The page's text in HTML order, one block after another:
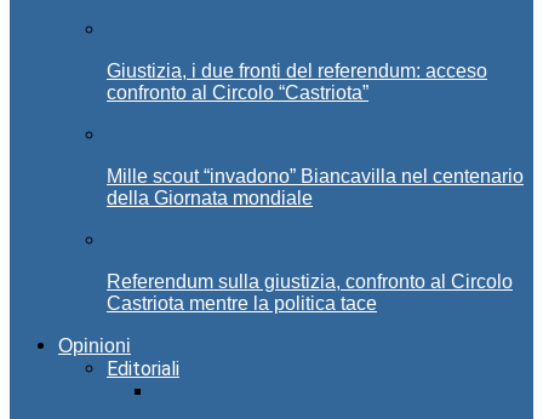
Giustizia, i due fronti del referendum: acceso
confronto al Circolo “Castriota”
Mille scout “invadono” Biancavilla nel centenario
della Giornata mondiale
Referendum sulla giustizia, confronto al Circolo
Castriota mentre la politica tace
Opinioni
Editoriali